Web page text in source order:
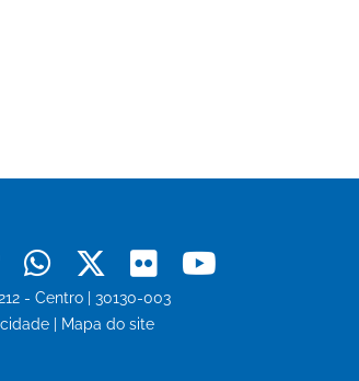
TiktokWhatsapp
X Flickr
- Centro | 30130-003
Mapa do site